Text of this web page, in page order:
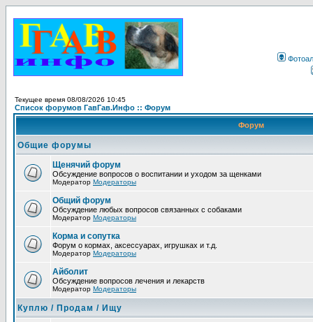
Текущее время 08/08/2026 10:45
Список форумов ГавГав.Инфо :: Форум
Форум
Общие форумы
Щенячий форум
Обсуждение вопросов о воспитании и уходом за щенками
Модератор Модераторы
Общий форум
Обсуждение любых вопросов связанных с собаками
Модератор Модераторы
Корма и сопутка
Форум о кормах, аксессуарах, игрушках и т.д.
Модератор Модераторы
Айболит
Обсуждение вопросов лечения и лекарств
Модератор Модераторы
Куплю / Продам / Ищу